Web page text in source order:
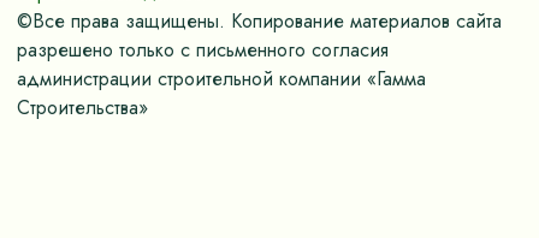
©Все права защищены. Копирование материалов сайта
разрешено только с письменного согласия
администрации строительной компании «Гамма
Строительства»